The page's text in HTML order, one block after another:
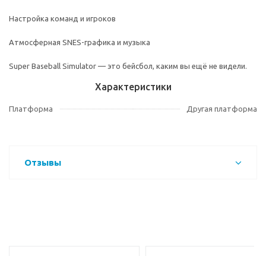
Настройка команд и игроков
Атмосферная SNES-графика и музыка
Super Baseball Simulator — это бейсбол, каким вы ещё не видели.
Характеристики
Платформа Другая платформа
Отзывы